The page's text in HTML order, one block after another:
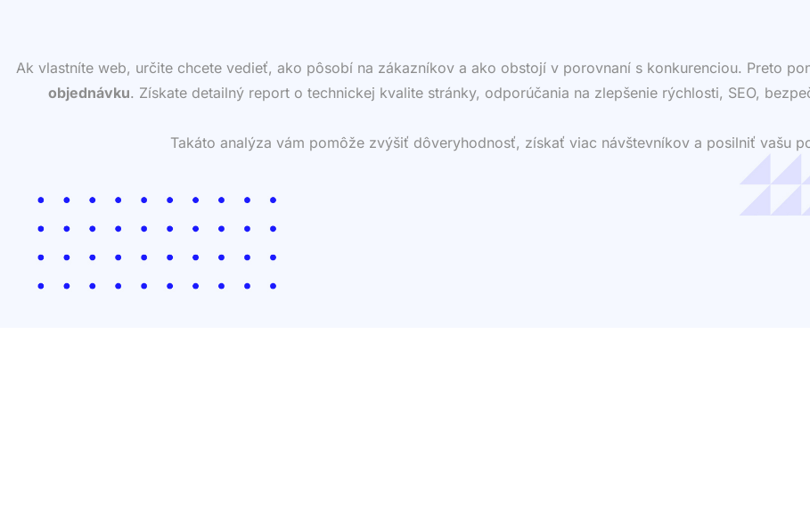
Ak vlastníte web, určite chcete vedieť, ako pôsobí na zákazníkov a ako obstojí v porovnaní s konkurenciou. Preto
objednávku. Získate detailný report o technickej kvalite stránky, odporúčania na zlepšenie rýchlosti, SEO,
Takáto analýza vám pomôže zvýšiť dôveryhodnosť, získať viac návštevníkov a posilniť vašu